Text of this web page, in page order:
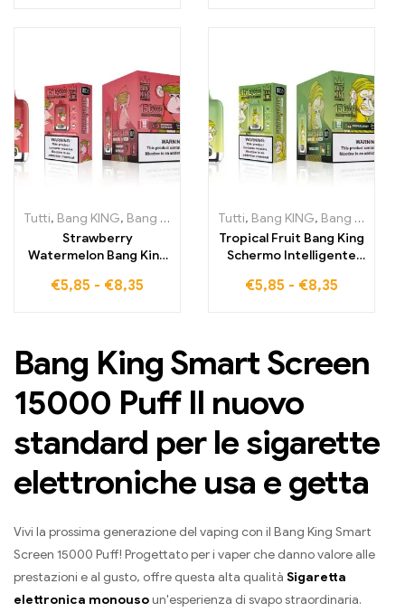
Tutti, Bang KING, Bang King Smart Screen 15000 Soffi ,Sigarette
Strawberry
Watermelon Bang King
Puff La miscela perfetta
intensa e
personalizzata
€5,85 - €8,35
Tutti, Bang KING, Bang King Smart Screen 15000 Soffi
Tropical Fruit Bang King
Schermo Intelligente
l'emozionante
vaporizzazione intensa
€5,85 - €8,35
Bang King Smart Screen
15000 Puff Il nuovo
standard per le sigarette
elettroniche usa e getta
Vivi la prossima generazione del vaping con il Bang King Smart
Screen 15000 Puff! Progettato per i vaper che danno valore alle
prestazioni e al gusto, offre questa alta qualità Sigaretta
elettronica monousoun'esperienza di svapo straordinaria.